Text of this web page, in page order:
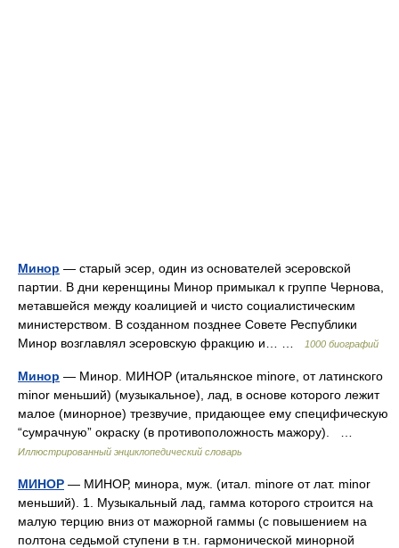
Минор — старый эсер, один из основателей эсеровской
партии. В дни керенщины Минор примыкал к группе Чернова,
метавшейся между коалицией и чисто социалистическим
министерством. В созданном позднее Совете Республики
Минор возглавлял эсеровскую фракцию и… …
1000 биографий
Минор — Минор. МИНОР (итальянское minore, от латинского
minor меньший) (музыкальное), лад, в основе которого лежит
малое (минорное) трезвучие, придающее ему специфическую
“сумрачную” окраску (в противоположность мажору). …
Иллюстрированный энциклопедический словарь
МИНОР — МИНОР, минора, муж. (итал. minore от лат. minor
меньший). 1. Музыкальный лад, гамма которого строится на
малую терцию вниз от мажорной гаммы (с повышением на
полтона седьмой ступени в т.н. гармонической минорной